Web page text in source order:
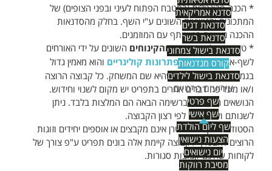
סדנא אמריקאית
סדנאת דגים
סדנאת בשר
סדנאת בישול צמחוני
קורס מגדנאות
סדנאת בישול לילדים
אירועים פרטיים
שף פרטי
שף אישי
שף ליום הולדת
הצעות נישואין
יום נישואים
מסיבת רווקות
* הכנה פרונטלית (במטבח הפתוח לעיני ובפני הצופים) של
המתכונים והנושאים השונים ע"י השף. בחלק מהסדנאות
ההכנה נעשית במשותף עם המוזמנים.
* טעימה שלהמתוקים והקינוחים השונים על ידי האורחים
לשף-ארז שטרןמגוון פתרונות קולינריים והוא מאמין גדול
בגמישות לצרכי הלקוח שהיא שם המשחק. כל קבוצה הרוצה
ו/או מעדיפה דברים אחרים בתפריט יש מקום לשנוי וחידוש.
הנושאים המוצעים ברשימה הבאה הם המלצות בלבד. ניתן
לשנותם ולהחליפם לפי רצון הקבוצה.
הסטודיו והשף ארז שטרן אינם מקבצים או אוספים יחידים וזוגות
הרוצים להצטרף לקבוצה קיימת אלה בונים תפריט ע"פ צורך של
לקוחות שהינם קבוצות סגורות.